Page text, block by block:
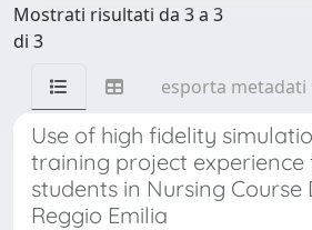
Mostrati risultati da 3 a 3
di 3
esporta metadati
Use of high fidelity
training project
students in Nursing Course
Reggio Emilia